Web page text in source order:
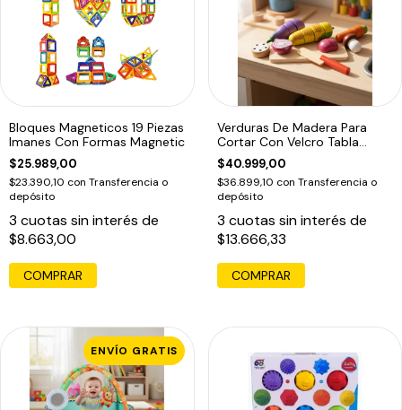
Bloques Magneticos 19 Piezas
Imanes Con Formas Magnetic
$25.989,00
$23.390,10 con Transferencia o
depósito
3 cuotas sin interés de
$8.663,00
COMPRAR
Verduras De Madera Para
Cortar Con Velcro Tabla
Acool 6654
$40.999,00
$36.899,10 con Transferencia o
depósito
3 cuotas sin interés de
$13.666,33
ENVÍO GRATIS